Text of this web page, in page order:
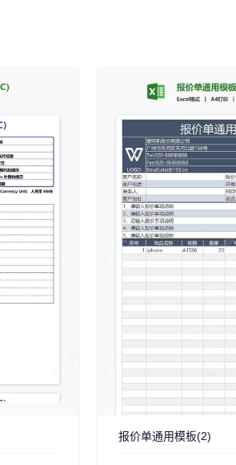
报价单通用模板(2)